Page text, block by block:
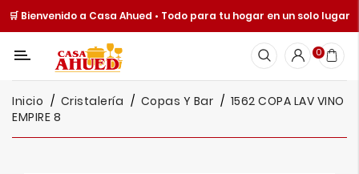
🛒 Bienvenido a Casa Ahued • Todo para tu hogar en un solo lugar
Categoría
Cocina
Y
Mesa
0
Inicio Cristalería Copas Y Bar
1562 COPA LAV VINO
EMPIRE 8